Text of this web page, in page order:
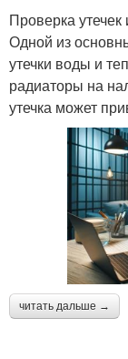
Проверка
Одной из
утечки воды и
радиаторы на
утечка может
читать дальше →